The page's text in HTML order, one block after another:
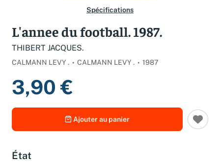
Spécifications
L'annee du football. 1987.
THIBERT JACQUES.
CALMANN LEVY . CALMANN LEVY . 1987
3,90 €
Ajouter au panier
État